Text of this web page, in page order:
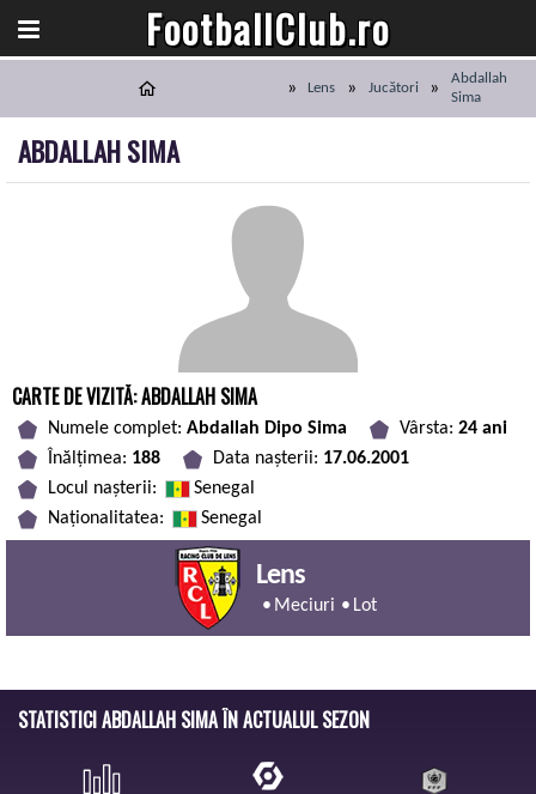
FootballClub.ro
Lens Jucători
Abdallah
Sima
ABDALLAH SIMA
CARTE DE VIZITĂ: ABDALLAH SIMA
Numele complet: Abdallah Dipo Sima Vârsta: 24 ani
Înălțimea: 188 Data nașterii: 17.06.2001
Locul nașterii:
Senegal
Naționalitatea:
Senegal
Lens
Meciuri Lot
STATISTICI ABDALLAH SIMA ÎN ACTUALUL SEZON